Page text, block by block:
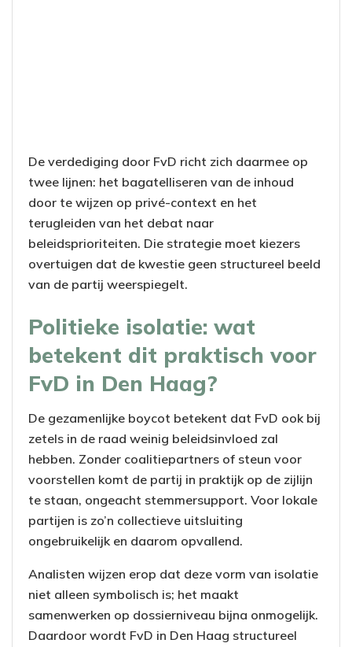
De verdediging door FvD richt zich daarmee op
twee lijnen: het bagatelliseren van de inhoud
door te wijzen op privé-context en het
terugleiden van het debat naar
beleidsprioriteiten. Die strategie moet kiezers
overtuigen dat de kwestie geen structureel beeld
van de partij weerspiegelt.
Politieke isolatie: wat
betekent dit praktisch voor
FvD in Den Haag?
De gezamenlijke boycot betekent dat FvD ook bij
zetels in de raad weinig beleidsinvloed zal
hebben. Zonder coalitiepartners of steun voor
voorstellen komt de partij in praktijk op de zijlijn
te staan, ongeacht stemmersupport. Voor lokale
partijen is zo’n collectieve uitsluiting
ongebruikelijk en daarom opvallend.
Analisten wijzen erop dat deze vorm van isolatie
niet alleen symbolisch is; het maakt
samenwerken op dossierniveau bijna onmogelijk.
Daardoor wordt FvD in Den Haag structureel